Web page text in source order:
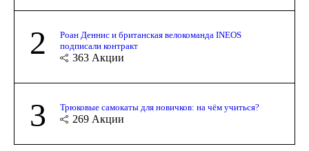
2
Роан Деннис и британская велокоманда INEOS
подписали контракт
363 Акции
3 Трюковые самокаты для новичков: на чём учиться?
269 Акции